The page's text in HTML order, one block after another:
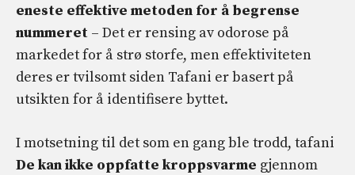
eneste effektive metoden for å begrense
nummeret – Det er rensing av odorose på
markedet for å strø storfe, men effektiviteten
deres er tvilsomt siden Tafani er basert på
utsikten for å identifisere byttet.
I motsetning til det som en gang ble trodd, tafani
De kan ikke oppfatte kroppsvarme gjennom